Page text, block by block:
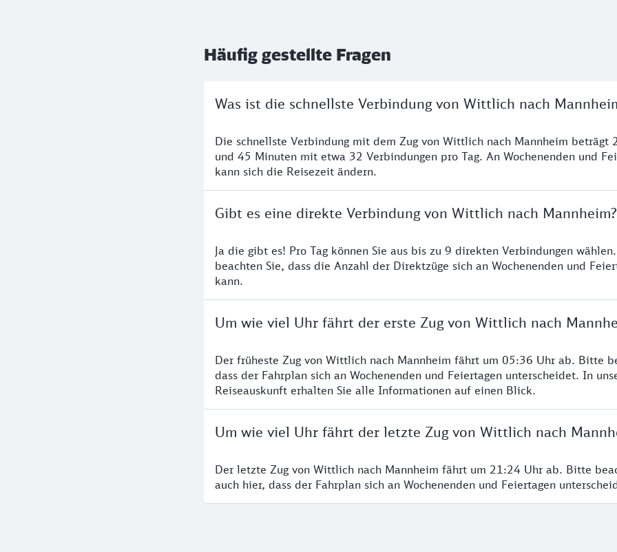
Häufig gestellte Fragen
Was ist die schnellste Verbindung von Wittlich nach
Die schnellste Verbindung mit dem Zug von Wittlich nach Mannheim beträgt
und 45 Minuten mit etwa 32 Verbindungen pro Tag. An Wochenenden und
kann sich die Reisezeit ändern.
Gibt es eine direkte Verbindung von Wittlich nach Mannheim?
Ja die gibt es! Pro Tag können Sie aus bis zu 9 direkten Verbindungen
beachten Sie, dass die Anzahl der Direktzüge sich an Wochenenden und
kann.
Um wie viel Uhr fährt der erste Zug von Wittlich nach
Der früheste Zug von Wittlich nach Mannheim fährt um 05:36 Uhr ab. Bitte
dass der Fahrplan sich an Wochenenden und Feiertagen unterscheidet. In
Reiseauskunft erhalten Sie alle Informationen auf einen Blick.
Um wie viel Uhr fährt der letzte Zug von Wittlich nach
Der letzte Zug von Wittlich nach Mannheim fährt um 21:24 Uhr ab. Bitte
auch hier, dass der Fahrplan sich an Wochenenden und Feiertagen